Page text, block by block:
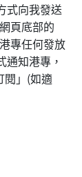
式向我發送
頁底部的
專任何發放
知港專，
閱」(如適